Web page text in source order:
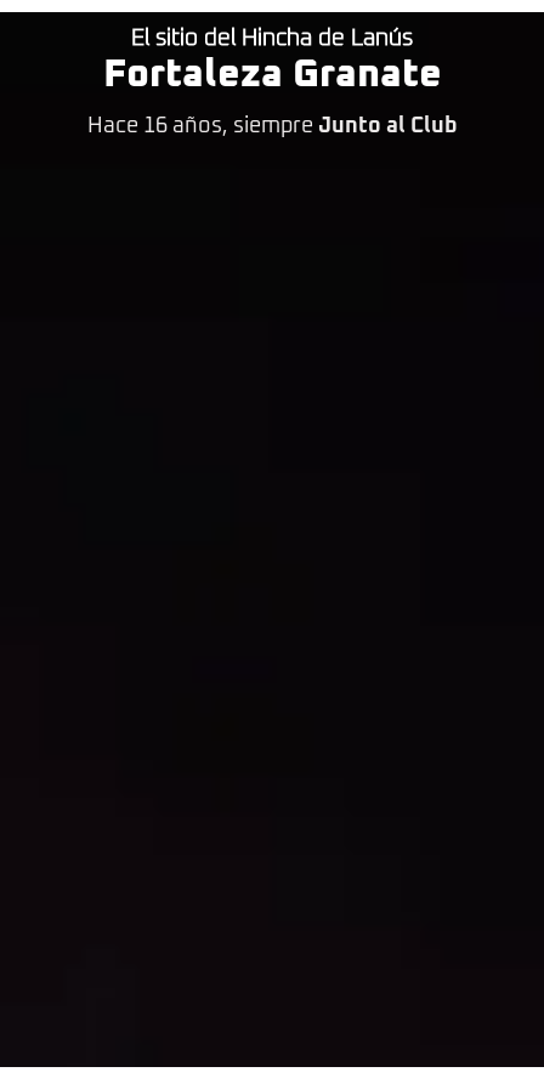
El sitio del Hincha de Lanús
Fortaleza Granate
Hace 16 años, siempre Junto al Club